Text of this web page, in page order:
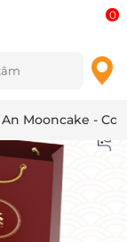
0
Mooncake -